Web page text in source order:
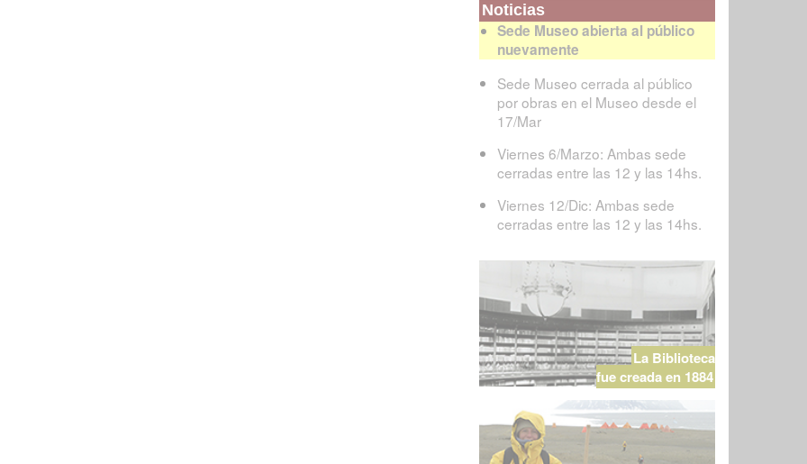
Noticias
Sede Museo abierta al público
nuevamente
Sede Museo cerrada al público
por obras en el Museo desde el
17/Mar
Viernes 6/Marzo: Ambas sede
cerradas entre las 12 y las 14hs.
Viernes 12/Dic: Ambas sede
cerradas entre las 12 y las 14hs.
La Biblioteca
fue creada en 1884